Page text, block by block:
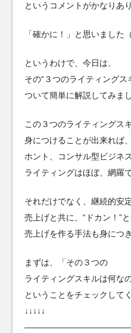
というコメントがかなりあ
「確かに！」と思いました
というわけで、今日は、
その“３つのライティングス
ついて簡単に解説してみまし
この３つのライティングス
身につけることが出来れば、
ホント、コンサル型ビジネ
ライティングはほぼ、網羅
それだけでなく、継続的安
売上げと共に、“ドカン！”
売上げを作る手法も身につき
まずは、「その３つの
ライティングスキルは何なの
ということをチェックして
↓↓↓↓↓